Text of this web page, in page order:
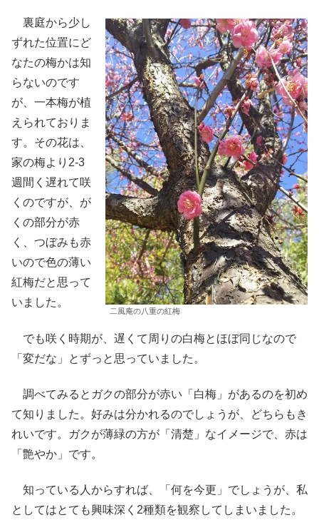
二風庵の八重の紅梅
裏庭から少し
ずれた位置にど
なたの梅かは知
らないのです
が、一本梅が植
えられておりま
す。その花は、
家の梅より2-3
週間く遅れて咲
くのですが、が
くの部分が赤
く、つぼみも赤
いので色の薄い
紅梅だと思って
いました。
でも咲く時期が、遅くて周りの白梅とほぼ同じなので
「変だな」とずっと思っていました。
調べてみるとガクの部分が赤い「白梅」があるのを初め
て知りました。好みは分かれるのでしょうが、どちらもき
れいです。ガクが薄緑の方が「清楚」なイメージで、赤は
「艶やか」です。
知っている人からすれば、「何を今更」でしょうが、私
としてはとても興味深く2種類を観察してしまいました。